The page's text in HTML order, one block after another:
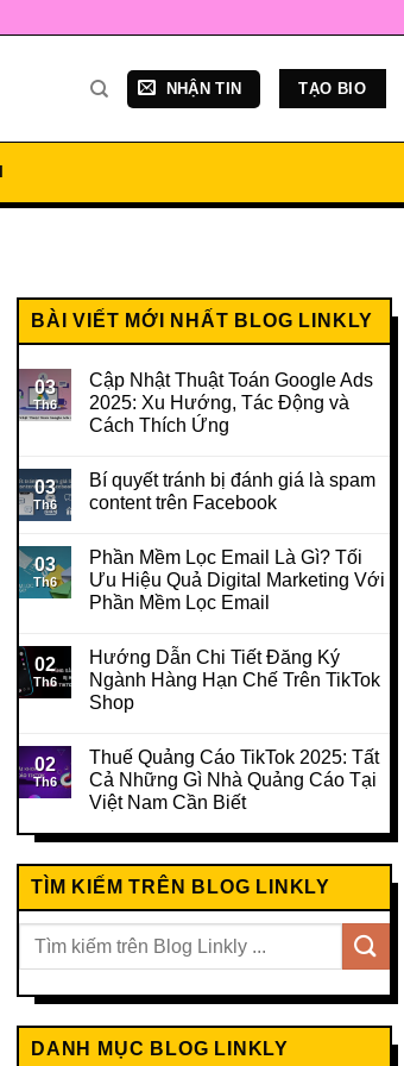
NHẬN TIN TẠO BIO
BÀI VIẾT MỚI NHẤT BLOG LINKLY
03
Th6
Cập Nhật Thuật Toán Google Ads
2025: Xu Hướng, Tác Động và
Cách Thích Ứng
03
Th6
Bí quyết tránh bị đánh giá là spam
content trên Facebook
03
Th6
Phần Mềm Lọc Email Là Gì? Tối
Ưu Hiệu Quả Digital Marketing Với
Phần Mềm Lọc Email
02
Th6
Hướng Dẫn Chi Tiết Đăng Ký
Ngành Hàng Hạn Chế Trên TikTok
Shop
02
Th6
Thuế Quảng Cáo TikTok 2025: Tất
Cả Những Gì Nhà Quảng Cáo Tại
Việt Nam Cần Biết
TÌM KIẾM TRÊN BLOG LINKLY
DANH MỤC BLOG LINKLY